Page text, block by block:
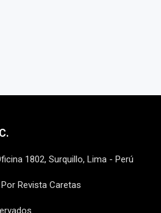
1802, Surquillo, Lima - Perú
Revista Caretas